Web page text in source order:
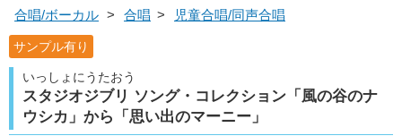
合唱/ボーカル > 合唱 > 児童合唱/同声合唱
サンプル有り
いっしょにうたおう
スタジオジブリ ソング・コレクション「風の谷のナ
ウシカ」から「思い出のマーニー」